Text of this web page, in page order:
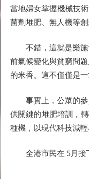
當地婦女掌握機械技
菌劑堆肥、無人機等
不錯，這就是樂施
前氣候變化與貧窮問
的米香。這不僅僅是
事實上，公眾的參
供關鍵的堆肥培訓，
種機，以現代科技減輕
全港市民在 5月接下